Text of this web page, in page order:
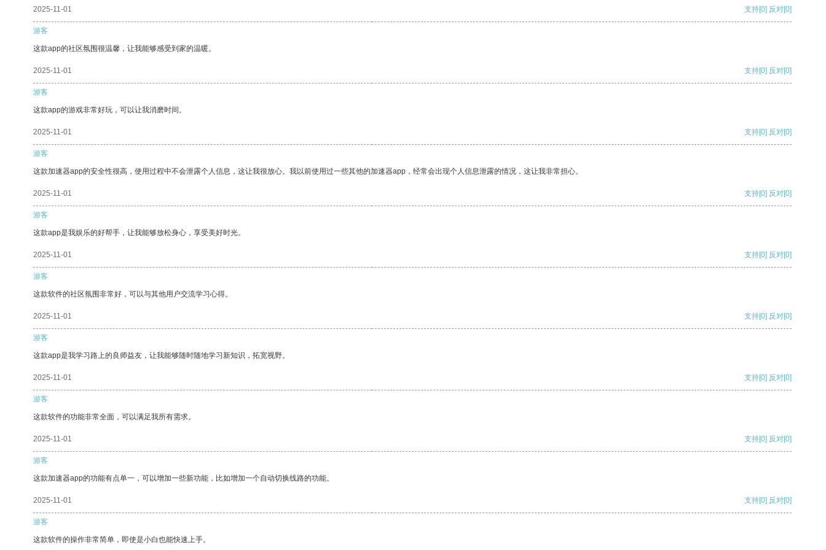
2025-11-01 支持[0] 反对[0]
游客
这款app的社区氛围很温馨，让我能够感受到家的温暖。
2025-11-01 支持[0] 反对[0]
游客
这款app的游戏非常好玩，可以让我消磨时间。
2025-11-01 支持[0] 反对[0]
游客
这款加速器app的安全性很高，使用过程中不会泄露个人信息，这让我很放心。我以前使用过一些其他的加速器app，经常会出现个人信息泄露的情况，这让我非常担心。
2025-11-01 支持[0] 反对[0]
游客
这款app是我娱乐的好帮手，让我能够放松身心，享受美好时光。
2025-11-01 支持[0] 反对[0]
游客
这款软件的社区氛围非常好，可以与其他用户交流学习心得。
2025-11-01 支持[0] 反对[0]
游客
这款app是我学习路上的良师益友，让我能够随时随地学习新知识，拓宽视野。
2025-11-01 支持[0] 反对[0]
游客
这款软件的功能非常全面，可以满足我所有需求。
2025-11-01 支持[0] 反对[0]
游客
这款加速器app的功能有点单一，可以增加一些新功能，比如增加一个自动切换线路的功能。
2025-11-01 支持[0] 反对[0]
游客
这款软件的操作非常简单，即使是小白也能快速上手。